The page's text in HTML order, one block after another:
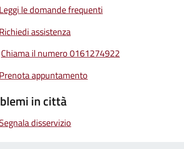
le domande frequenti
assistenza
Chiama il numero 0161274922
appuntamento
in città
disservizio